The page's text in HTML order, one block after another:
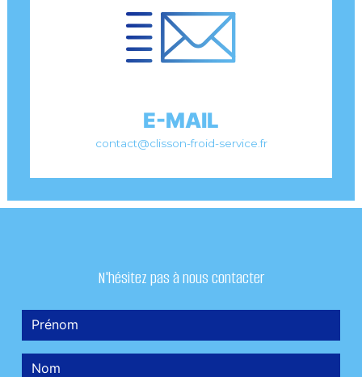
E-MAIL
contact@clisson-froid-service.fr
N'hésitez pas à nous contacter